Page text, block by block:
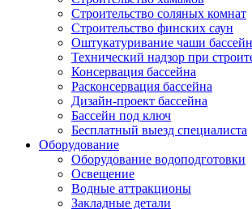
Строительство соляных комнат
Строительство финских саун
Оштукатуривание чаши
Технический надзор при
Консервация бассейна
Расконсервация бассейна
Дизайн-проект бассейна
Бассейн под ключ
Бесплатный выезд специалиста
Оборудование
Оборудование водоподготовки
Освещение
Водные аттракционы
Закладные детали